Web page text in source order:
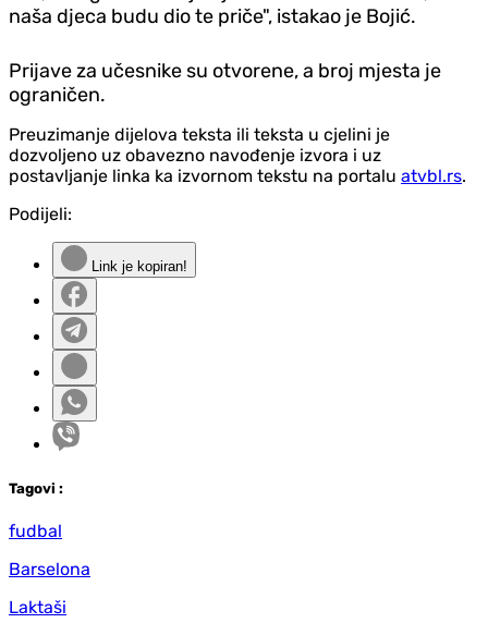
naša djeca budu dio te priče", istakao je Bojić.
Prijave za učesnike su otvorene, a broj mjesta je
ograničen.
Preuzimanje dijelova teksta ili teksta u cjelini je
dozvoljeno uz obavezno navođenje izvora i uz
postavljanje linka ka izvornom tekstu na portalu atvbl.rs.
Podijeli:
Link je kopiran!
Tagovi :
fudbal
Barselona
Laktaši